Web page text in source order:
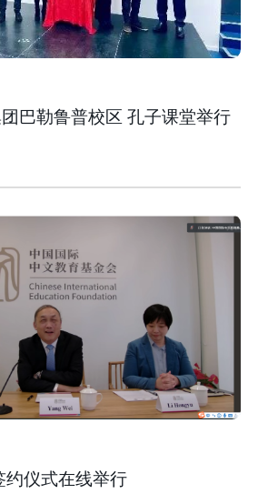
巴勒鲁普校区 孔子课堂举行
约仪式在线举行